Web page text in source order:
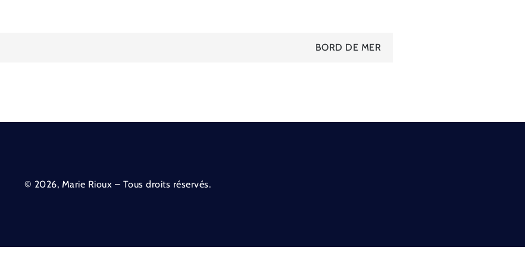
BORD DE MER
© 2026, Marie Rioux – Tous droits réservés.